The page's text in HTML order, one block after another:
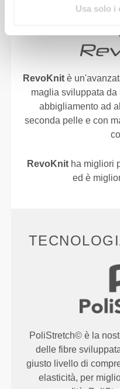
Usa solo i
RevoKnit è
maglia sviluppata
abbigliamento ad
seconda pelle e con
RevoKnitha migliori
ed è
PoliStretch© è la
delle fibre
giusto livello di
elasticità, per